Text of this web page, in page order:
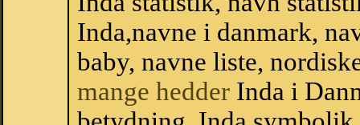
Inda,navne i danmark,
baby, navne liste,
mange hedder Inda i